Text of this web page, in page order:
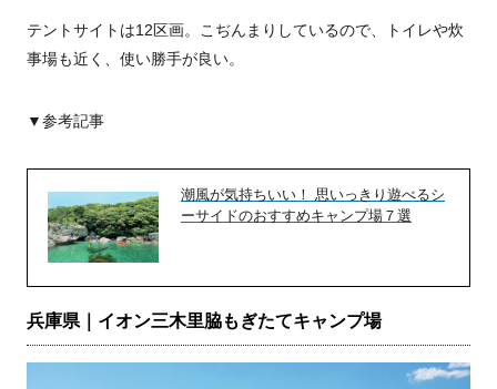
テントサイトは12区画。こぢんまりしているので、トイレや炊
事場も近く、使い勝手が良い。
▼参考記事
潮風が気持ちいい！ 思いっきり遊べるシ
ーサイドのおすすめキャンプ場７選
兵庫県｜イオン三木里脇もぎたてキャンプ場